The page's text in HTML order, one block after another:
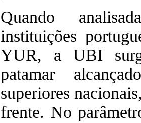
Quando
instituições
YUR, a UBI
patamar
superiores
frente. No